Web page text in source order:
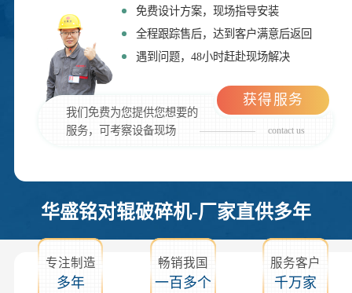
免费设计方案，现场指导安装
全程跟踪售后，达到客户满意后返回
遇到问题，48小时赶赴现场解决
我们免费为您提供您想要的
服务，可考察设备现场
contact us
获得服务
华盛铭对辊破碎机-厂家直供多年
专注制造
多年
畅销我国
一百多个
服务客户
千万家